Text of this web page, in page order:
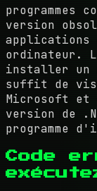
programmes
version
ordinateur.
installer un
suffit de
Microsoft et
version de
programme
Code